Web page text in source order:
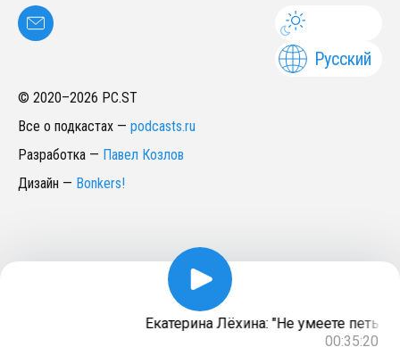
Русский
© 2020–2026 PC.ST
Все о подкастах — podcasts.ru
Разработка — Павел Козлов
Дизайн — Bonkers!
Екатерина Лёхина: "Не умеете петь?
00:35:20